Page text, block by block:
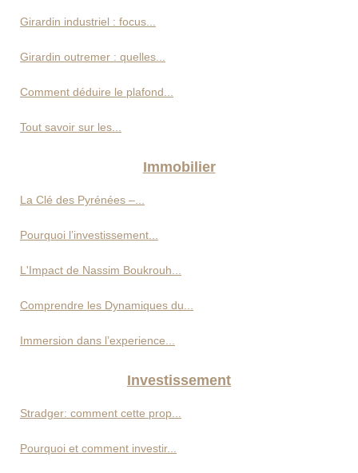
Girardin industriel : focus...
Girardin outremer : quelles...
Comment déduire le plafond...
Tout savoir sur les...
Immobilier
La Clé des Pyrénées –...
Pourquoi l’investissement...
L'Impact de Nassim Boukrouh...
Comprendre les Dynamiques du...
Immersion dans l’experience...
Investissement
Stradger: comment cette prop...
Pourquoi et comment investir...